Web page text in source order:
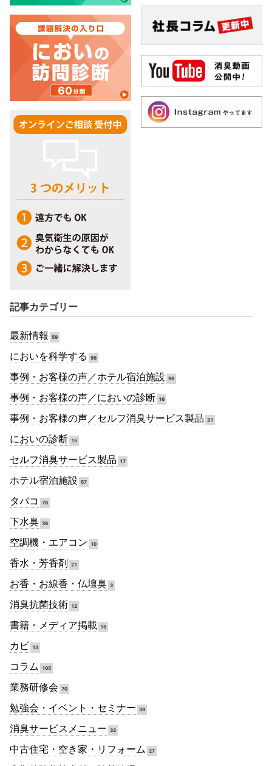
記事カテゴリー
最新情報 59
においを科学する 98
事例・お客様の声／ホテル宿泊施設 96
事例・お客様の声／においの診断 16
事例・お客様の声／セルフ消臭サービス製品 31
においの診断 15
セルフ消臭サービス製品 17
ホテル宿泊施設 57
タバコ 76
下水臭 36
空調機・エアコン 10
香水・芳香剤 21
お香・お線香・仏壇臭 3
消臭抗菌技術 12
書籍・メディア掲載 15
カビ 13
コラム 105
業務研修会 70
勉強会・イベント・セミナー 39
消臭サービスメニュー 32
中古住宅・空き家・リフォーム 27